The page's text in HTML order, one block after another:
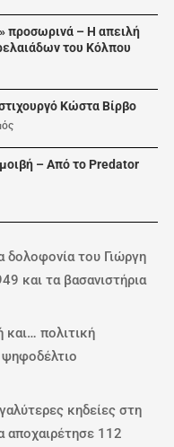
προσωρινά – Η απειλή
του Κόλπου
Κώστα Βίρβο
– Από το Predator
δολοφονία του Γιώργη
και τα βασανιστήρια
και… πολιτική
κηδείες στη
αποχαιρέτησε 112